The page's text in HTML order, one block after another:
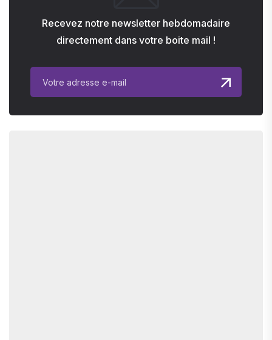
Recevez notre newsletter hebdomadaire
directement dans votre boite mail !